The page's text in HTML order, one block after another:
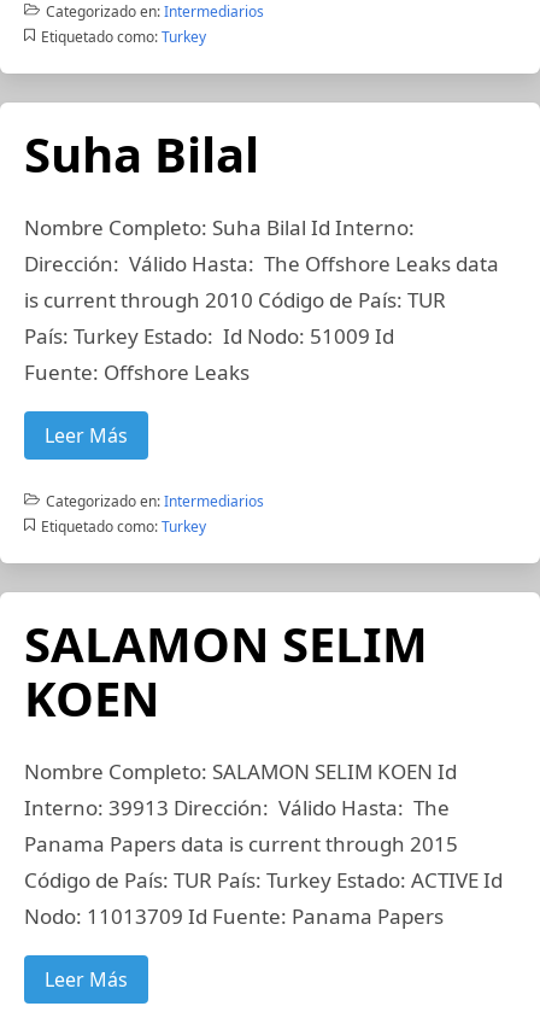
Categorizado en:Intermediarios
Etiquetado como: Turkey
Suha Bilal
Nombre Completo: Suha Bilal Id Interno:
Dirección: Válido Hasta: The Offshore Leaks data
is current through 2010 Código de País: TUR
País: Turkey Estado: Id Nodo: 51009 Id
Fuente: Offshore Leaks
Leer Más
Categorizado en:Intermediarios
Etiquetado como: Turkey
SALAMON SELIM
KOEN
Nombre Completo: SALAMON SELIM KOEN Id
Interno: 39913 Dirección: Válido Hasta: The
Panama Papers data is current through 2015
Código de País: TUR País: Turkey Estado: ACTIVE Id
Nodo: 11013709 Id Fuente: Panama Papers
Leer Más